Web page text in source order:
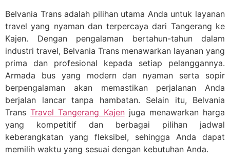
Belvania Trans adalah pilihan utama Anda untuk layanan
travel yang nyaman dan terpercaya dari Tangerang ke
Kajen. Dengan pengalaman bertahun-tahun dalam
industri travel, Belvania Trans menawarkan layanan yang
prima dan profesional kepada setiap pelanggannya.
Armada bus yang modern dan nyaman serta sopir
berpengalaman akan memastikan perjalanan Anda
berjalan lancar tanpa hambatan. Selain itu, Belvania
TransTravel Tangerang Kajenjuga menawarkan harga
yang kompetitif dan berbagai pilihan jadwal
keberangkatan yang fleksibel, sehingga Anda dapat
memilih waktu yang sesuai dengan kebutuhan Anda.